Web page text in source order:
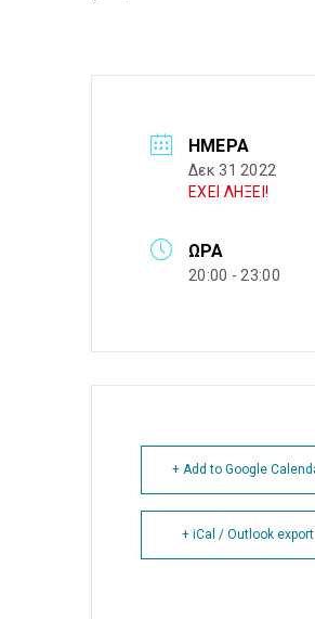
ΗΜΈΡΑ
Δεκ 31 2022
ΕΧΕΙ ΛΗΞΕΙ!
ΏΡΑ
20:00 - 23:00
+ Add to Google
+ iCal / Outlook export